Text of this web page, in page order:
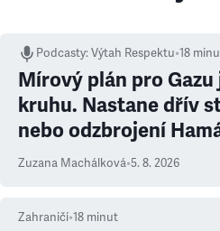
Podcasty:Výtah Respektu•18
Mírový plán pro Gazu
kruhu. Nastane dřív
nebo odzbrojení
Zuzana Machálková•5. 8. 2026
Zahraničí•18 minut